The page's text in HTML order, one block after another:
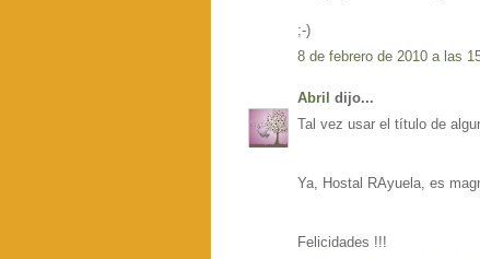
;-)
8 de febrero de 2010 a las
Abril dijo...
Tal vez usar el título de
Ya, Hostal RAyuela, es
Felicidades !!!